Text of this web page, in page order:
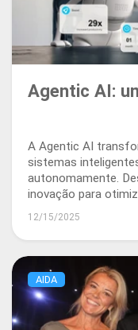
Agentic AI:
A Agentic AI
sistemas
autonomamente.
inovação para
a gestão de
12/15/2025
AIDA